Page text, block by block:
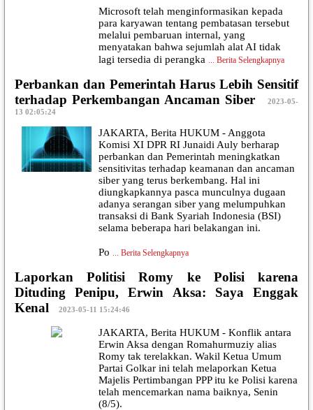
Microsoft telah menginformasikan kepada
para karyawan tentang pembatasan tersebut
melalui pembaruan internal, yang
menyatakan bahwa sejumlah alat AI tidak
lagi tersedia di perangka
Berita Selengkapnya
Perbankan dan Pemerintah Harus Lebih Sensitif
terhadap Perkembangan Ancaman Siber
2023-05-
13 02:05:24
JAKARTA, Berita HUKUM - Anggota
Komisi XI DPR RI Junaidi Auly berharap
perbankan dan Pemerintah meningkatkan
sensitivitas terhadap keamanan dan ancaman
siber yang terus berkembang. Hal ini
diungkapkannya pasca munculnya dugaan
adanya serangan siber yang melumpuhkan
transaksi di Bank Syariah Indonesia (BSI)
selama beberapa hari belakangan ini.
Po Berita Selengkapnya
Laporkan Politisi Romy ke Polisi karena
Dituding Penipu, Erwin Aksa: Saya Enggak
Kenal
2023-05-11 15:24:46
JAKARTA, Berita HUKUM - Konflik antara
Erwin Aksa dengan Romahurmuziy alias
Romy tak terelakkan. Wakil Ketua Umum
Partai Golkar ini telah melaporkan Ketua
Majelis Pertimbangan PPP itu ke Polisi karena
telah mencemarkan nama baiknya, Senin
(8/5).